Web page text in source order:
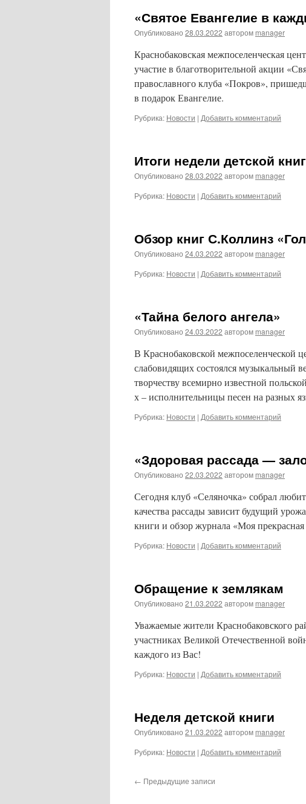
«Святое Евангелие в
Опубликовано 28.03.2022 автором manager
Краснобаковская межпоселенческая
участие в благотворительной акции
православного клуба «Покров»,
в подарок Евангелие.
Рубрика: Новости | Добавить комментарий
Итоги недели детской
Опубликовано 28.03.2022 автором manager
Рубрика: Новости | Добавить комментарий
Обзор книг С.Коллинз
Опубликовано 24.03.2022 автором manager
Рубрика: Новости | Добавить комментарий
«Тайна белого ангела»
Опубликовано 24.03.2022 автором manager
В Краснобаковской межпоселенческой
слабовидящих состоялся музыкальный
творчеству всемирно известной
х – исполнительницы песен на разных
Рубрика: Новости | Добавить комментарий
«Здоровая рассада —
Опубликовано 22.03.2022 автором manager
Сегодня клуб «Селяночка» собрал
качества рассады зависит будущий
книги и обзор журнала «Моя прекрасная
Рубрика: Новости | Добавить комментарий
Обращение к землякам
Опубликовано 21.03.2022 автором manager
Уважаемые жители Краснобаковского
участниках Великой Отечественной
каждого из Вас!
Рубрика: Новости | Добавить комментарий
Неделя детской книги
Опубликовано 21.03.2022 автором manager
Рубрика: Новости | Добавить комментарий
← Предыдущие записи